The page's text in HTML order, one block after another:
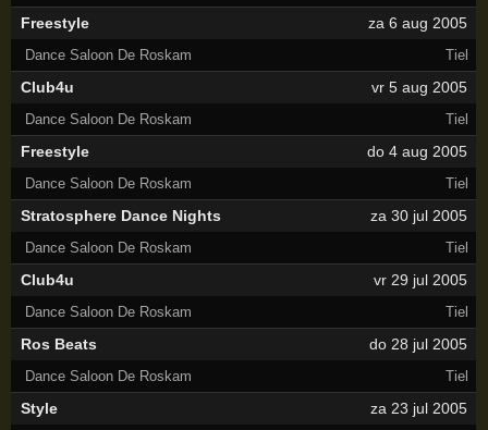
Freestyle za 6 aug 2005
Dance Saloon De Roskam Tiel
Club4u vr 5 aug 2005
Dance Saloon De Roskam Tiel
Freestyle do 4 aug 2005
Dance Saloon De Roskam Tiel
Stratosphere Dance Nights za 30 jul 2005
Dance Saloon De Roskam Tiel
Club4u vr 29 jul 2005
Dance Saloon De Roskam Tiel
Ros Beats do 28 jul 2005
Dance Saloon De Roskam Tiel
Style za 23 jul 2005